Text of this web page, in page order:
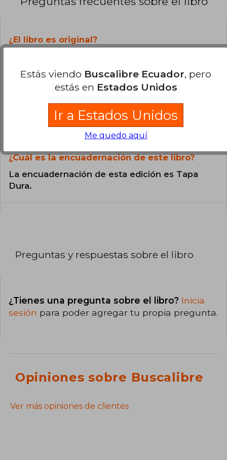
¿El libro es original?
El libro está escrito en Inglés.
¿Cuál es la encuadernación de este libro?
La encuadernación de esta edición es Tapa
Dura.
Preguntas y respuestas sobre el libro
¿Tienes una pregunta sobre el libro? Inicia
sesión para poder agregar tu propia pregunta.
Opiniones sobre Buscalibre
Ver más opiniones de clientes
Estás viendo Buscalibre Ecuador, pero
estás en Estados Unidos
Ir a Estados Unidos
Me quedo aquí